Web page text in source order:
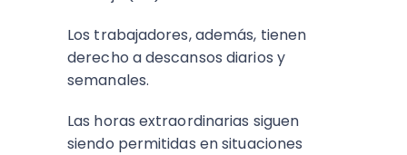
Los trabajadores, además, tienen
derecho a descansos diarios y
semanales.
Las horas extraordinarias siguen
siendo permitidas en situaciones